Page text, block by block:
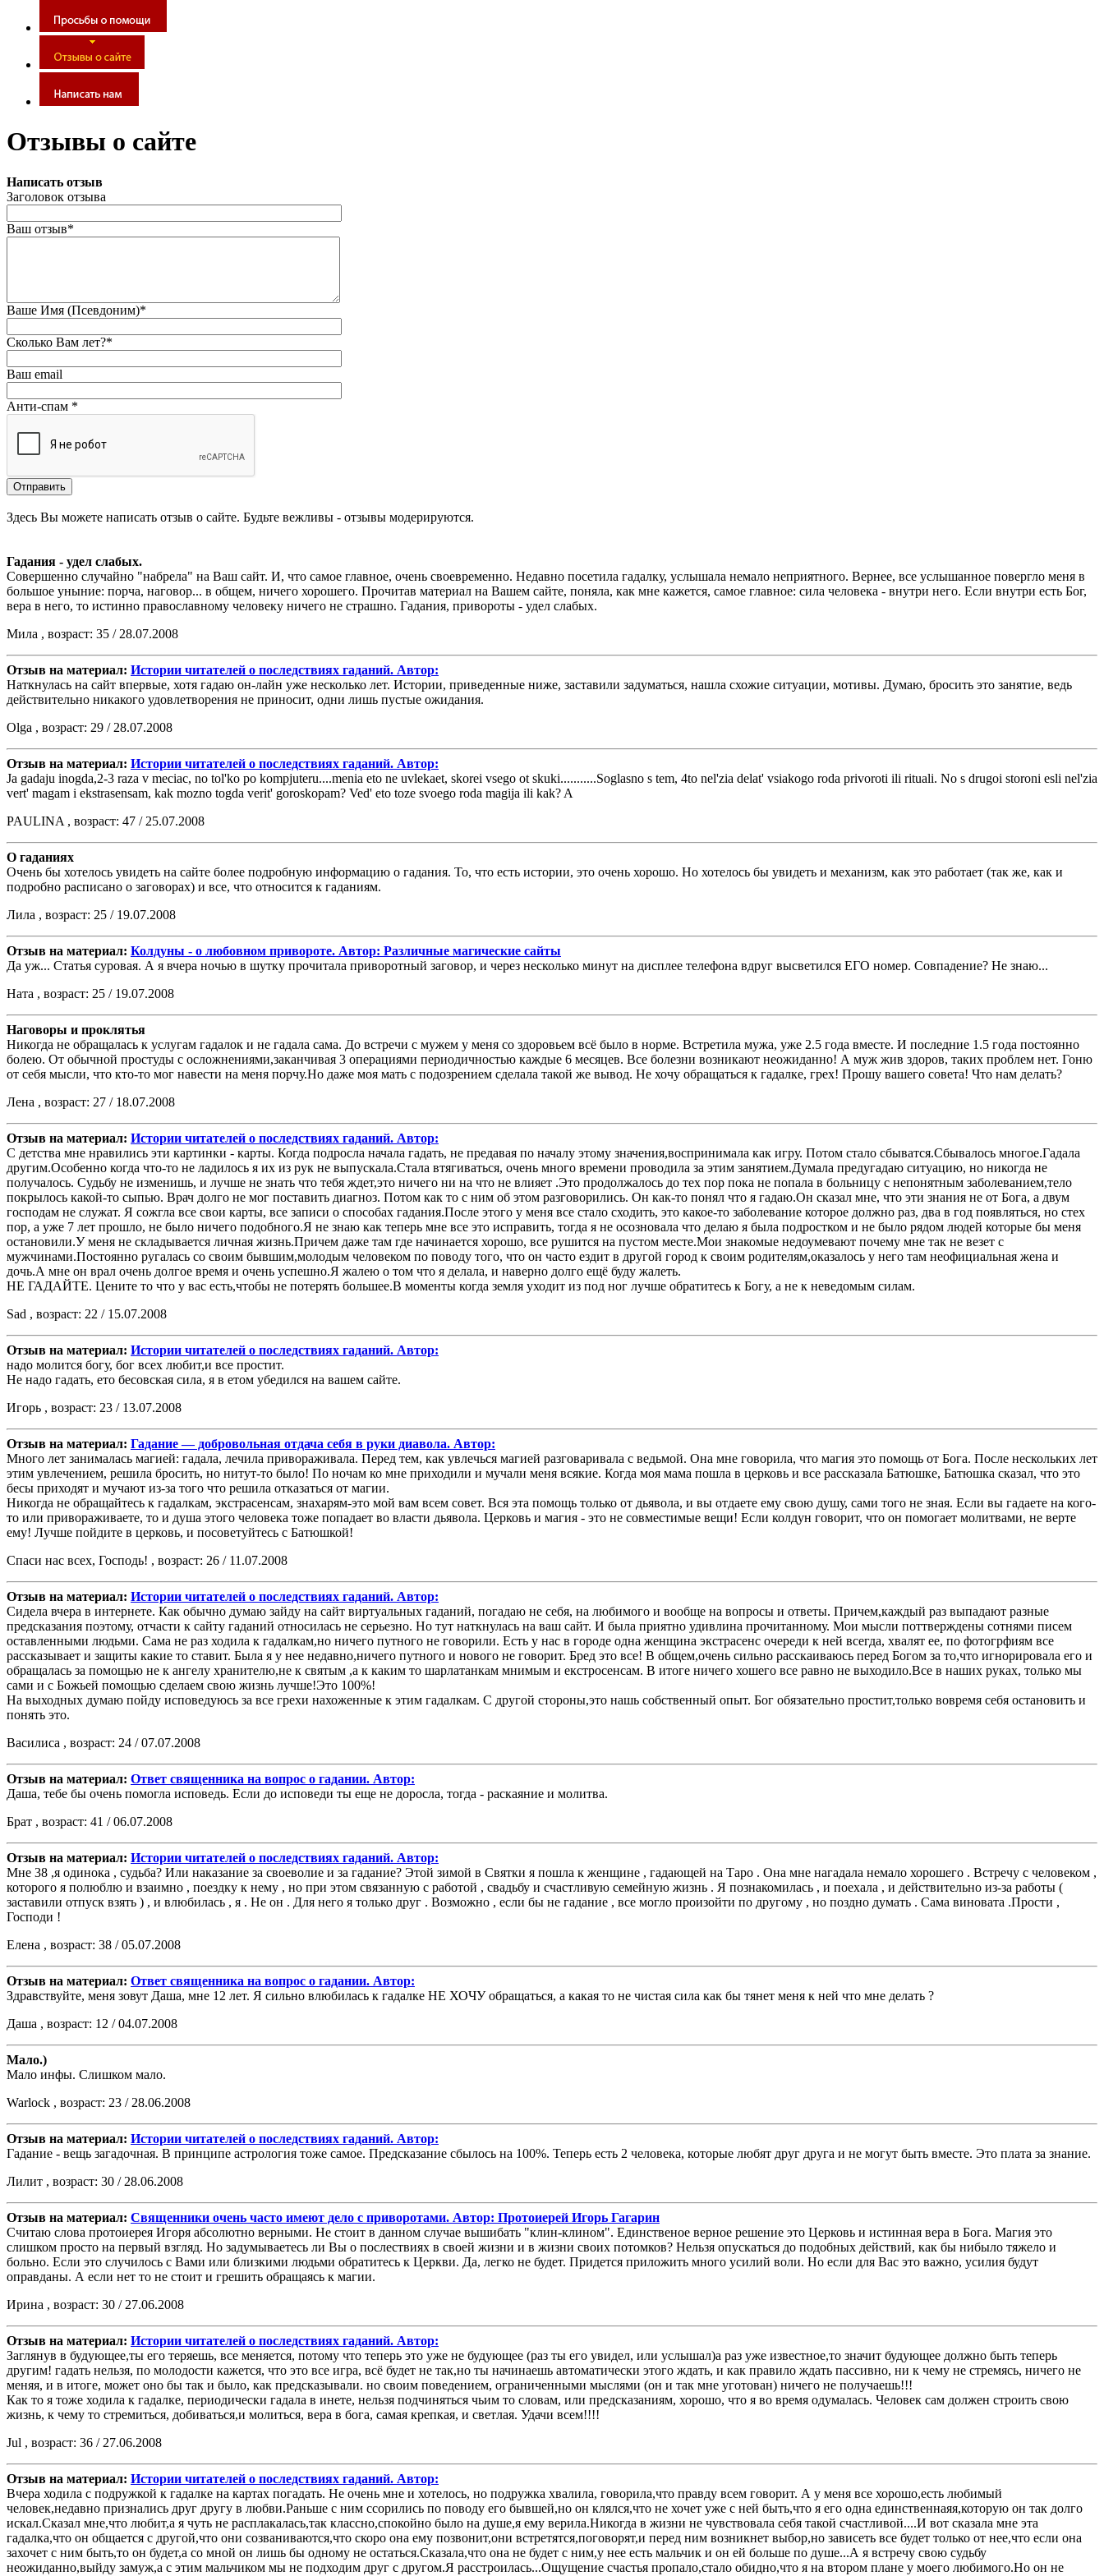
Отзывы о сайте
Написать отзыв
Заголовок отзыва
Ваш отзыв*
Ваше Имя (Псевдоним)*
Сколько Вам лет?*
Ваш email
Анти-спам *
Здесь Вы можете написать отзыв о сайте. Будьте вежливы - отзывы модерируются.
Гадания - удел слабых.
Совершенно случайно "набрела" на Ваш сайт. И, что самое главное, очень своевременно. Недавно посетила гадалку, услышала немало неприятного. Вернее, все услышанное повергло меня в
большое уныние: порча, наговор... в общем, ничего хорошего. Прочитав материал на Вашем сайте, поняла, как мне кажется, самое главное: сила человека - внутри него. Если внутри есть Бог,
вера в него, то истинно православному человеку ничего не страшно. Гадания, привороты - удел слабых.
Мила , возраст: 35 / 28.07.2008
Отзыв на материал: Истории читателей о последствиях гаданий. Автор:
Наткнулась на сайт впервые, хотя гадаю он-лайн уже несколько лет. Истории, приведенные ниже, заставили задуматься, нашла схожие ситуации, мотивы. Думаю, бросить это занятие, ведь
действительно никакого удовлетворения не приносит, одни лишь пустые ожидания.
Olga , возраст: 29 / 28.07.2008
Отзыв на материал: Истории читателей о последствиях гаданий. Автор:
Ja gadaju inogda,2-3 raza v meciac, no tol'ko po kompjuteru....menia eto ne uvlekaet, skorei vsego ot skuki...........Soglasno s tem, 4to nel'zia delat' vsiakogo roda privoroti ili rituali. No s drugoi storoni esli nel'zia
vert' magam i ekstrasensam, kak mozno togda verit' goroskopam? Ved' eto toze svoego roda magija ili kak? A
PAULINA , возраст: 47 / 25.07.2008
О гаданиях
Очень бы хотелось увидеть на сайте более подробную информацию о гадания. То, что есть истории, это очень хорошо. Но хотелось бы увидеть и механизм, как это работает (так же, как и
подробно расписано о заговорах) и все, что относится к гаданиям.
Лила , возраст: 25 / 19.07.2008
Отзыв на материал: Колдуны - о любовном привороте. Автор: Различные магические сайты
Да уж... Статья суровая. А я вчера ночью в шутку прочитала приворотный заговор, и через несколько минут на дисплее телефона вдруг высветился ЕГО номер. Совпадение? Не знаю...
Ната , возраст: 25 / 19.07.2008
Наговоры и проклятья
Никогда не обращалась к услугам гадалок и не гадала сама. До встречи с мужем у меня со здоровьем всё было в норме. Встретила мужа, уже 2.5 года вместе. И последние 1.5 года постоянно
болею. От обычной простуды с осложнениями,заканчивая 3 операциями периодичностью каждые 6 месяцев. Все болезни возникают неожиданно! А муж жив здоров, таких проблем нет. Гоню
от себя мысли, что кто-то мог навести на меня порчу.Но даже моя мать с подозрением сделала такой же вывод. Не хочу обращаться к гадалке, грех! Прошу вашего совета! Что нам делать?
Лена , возраст: 27 / 18.07.2008
Отзыв на материал: Истории читателей о последствиях гаданий. Автор:
С детства мне нравились эти картинки - карты. Когда подросла начала гадать, не предавая по началу этому значения,воспринимала как игру. Потом стало сбыватся.Сбывалось многое.Гадала
другим.Особенно когда что-то не ладилось я их из рук не выпускала.Стала втягиваться, очень много времени проводила за этим занятием.Думала предугадаю ситуацию, но никогда не
получалось. Судьбу не изменишь, и лучше не знать что тебя ждет,это ничего ни на что не влияет .Это продолжалось до тех пор пока не попала в больницу с непонятным заболеванием,тело
покрылось какой-то сыпью. Врач долго не мог поставить диагноз. Потом как то с ним об этом разговорились. Он как-то понял что я гадаю.Он сказал мне, что эти знания не от Бога, а двум
господам не служат. Я сожгла все свои карты, все записи о способах гадания.После этого у меня все стало сходить, это какое-то заболевание которое должно раз, два в год появляться, но стех
пор, а уже 7 лет прошло, не было ничего подобного.Я не знаю как теперь мне все это исправить, тогда я не осозновала что делаю я была подростком и не было рядом людей которые бы меня
остановили.У меня не складывается личная жизнь.Причем даже там где начинается хорошо, все рушится на пустом месте.Мои знакомые недоумевают почему мне так не везет с
мужчинами.Постоянно ругалась со своим бывшим,молодым человеком по поводу того, что он часто ездит в другой город к своим родителям,оказалось у него там неофициальная жена и
дочь.А мне он врал очень долгое время и очень успешно.Я жалею о том что я делала, и наверно долго ещё буду жалеть.
НЕ ГАДАЙТЕ. Цените то что у вас есть,чтобы не потерять большее.В моменты когда земля уходит из под ног лучше обратитесь к Богу, а не к неведомым силам.
Sad , возраст: 22 / 15.07.2008
Отзыв на материал: Истории читателей о последствиях гаданий. Автор:
надо молится богу, бог всех любит,и все простит.
Не надо гадать, ето беcовская сила, я в етом убедился на вашем сайте.
Игорь , возраст: 23 / 13.07.2008
Отзыв на материал: Гадание — добровольная отдача себя в руки диавола. Автор:
Много лет занималась магией: гадала, лечила привораживала. Перед тем, как увлечься магией разговаривала с ведьмой. Она мне говорила, что магия это помощь от Бога. После нескольких лет
этим увлечением, решила бросить, но нитут-то было! По ночам ко мне приходили и мучали меня всякие. Когда моя мама пошла в церковь и все рассказала Батюшке, Батюшка сказал, что это
бесы приходят и мучают из-за того что решила отказаться от магии.
Никогда не обращайтесь к гадалкам, экстрасенсам, знахарям-это мой вам всем совет. Вся эта помощь только от дьявола, и вы отдаете ему свою душу, сами того не зная. Если вы гадаете на кого-
то или привораживаете, то и душа этого человека тоже попадает во власти дьявола. Церковь и магия - это не совместимые вещи! Если колдун говорит, что он помогает молитвами, не верте
ему! Лучше пойдите в церковь, и посоветуйтесь с Батюшкой!
Спаси нас всех, Господь! , возраст: 26 / 11.07.2008
Отзыв на материал: Истории читателей о последствиях гаданий. Автор:
Сидела вчера в интернете. Как обычно думаю зайду на сайт виртуальных гаданий, погадаю не себя, на любимого и вообще на вопросы и ответы. Причем,каждый раз выпадают разные
предсказания поэтому, отчасти к сайту гаданий относилась не серьезно. Но тут наткнулась на ваш сайт. И была приятно удивлина прочитанному. Мои мысли поттверждены сотнями писем
оставленными людьми. Сама не раз ходила к гадалкам,но ничего путного не говорили. Есть у нас в городе одна женщина экстрасенс очереди к ней всегда, хвалят ее, по фотогрфиям все
рассказывает и защиты какие то ставит. Была я у нее недавно,ничего путного и нового не говорит. Бред это все! В общем,очень сильно расскаиваюсь перед Богом за то,что игнорировала его и
обращалась за помощью не к ангелу хранителю,не к святым ,а к каким то шарлатанкам мнимым и екстросенсам. В итоге ничего хошего все равно не выходило.Все в наших руках, только мы
сами и с Божьей помощью сделаем свою жизнь лучше!Это 100%!
На выходных думаю пойду исповедуюсь за все грехи нахоженные к этим гадалкам. С другой стороны,это нашь собственный опыт. Бог обязательно простит,только вовремя себя остановить и
понять это.
Василиса , возраст: 24 / 07.07.2008
Отзыв на материал: Ответ священника на вопрос о гадании. Автор:
Даша, тебе бы очень помогла исповедь. Если до исповеди ты еще не доросла, тогда - раскаяние и молитва.
Брат , возраст: 41 / 06.07.2008
Отзыв на материал: Истории читателей о последствиях гаданий. Автор:
Мне 38 ,я одинока , судьба? Или наказание за своеволие и за гадание? Этой зимой в Святки я пошла к женщине , гадающей на Таро . Она мне нагадала немало хорошего . Встречу с человеком ,
которого я полюблю и взаимно , поездку к нему , но при этом связанную с работой , свадьбу и счастливую семейную жизнь . Я познакомилась , и поехала , и действительно из-за работы (
заставили отпуск взять ) , и влюбилась , я . Не он . Для него я только друг . Возможно , если бы не гадание , все могло произойти по другому , но поздно думать . Сама виновата .Прости ,
Господи !
Елена , возраст: 38 / 05.07.2008
Отзыв на материал: Ответ священника на вопрос о гадании. Автор:
Здравствуйте, меня зовут Даша, мне 12 лет. Я сильно влюбилась к гадалке НЕ ХОЧУ обращаться, а какая то не чистая сила как бы тянет меня к ней что мне делать ?
Даша , возраст: 12 / 04.07.2008
Мало.)
Мало инфы. Слишком мало.
Warlock , возраст: 23 / 28.06.2008
Отзыв на материал: Истории читателей о последствиях гаданий. Автор:
Гадание - вещь загадочная. В принципе астрология тоже самое. Предсказание сбылось на 100%. Теперь есть 2 человека, которые любят друг друга и не могут быть вместе. Это плата за знание.
Лилит , возраст: 30 / 28.06.2008
Отзыв на материал: Священники очень часто имеют дело с приворотами. Автор: Протоиерей Игорь Гагарин
Считаю слова протоиерея Игоря абсолютно верными. Не стоит в данном случае вышибать "клин-клином". Единственое верное решение это Церковь и истинная вера в Бога. Магия это
слишком просто на первый взгляд. Но задумываетесь ли Вы о послествиях в своей жизни и в жизни своих потомков? Нельзя опускаться до подобных действий, как бы нибыло тяжело и
больно. Если это случилось с Вами или близкими людьми обратитесь к Церкви. Да, легко не будет. Придется приложить много усилий воли. Но если для Вас это важно, усилия будут
оправданы. А если нет то не стоит и грешить обращаясь к магии.
Ирина , возраст: 30 / 27.06.2008
Отзыв на материал: Истории читателей о последствиях гаданий. Автор:
Заглянув в будующее,ты его теряешь, все меняется, потому что теперь это уже не будующее (раз ты его увидел, или услышал)а раз уже известное,то значит будующее должно быть теперь
другим! гадать нельзя, по молодости кажется, что это все игра, всё будет не так,но ты начинаешь автоматически этого ждать, и как правило ждать пассивно, ни к чему не стремясь, ничего не
меняя, и в итоге, может оно бы так и было, как предсказывали. но своим поведением, ограниченными мыслями (он и так мне уготован) ничего не получаешь!!!
Как то я тоже ходила к гадалке, периодически гадала в инете, нельзя подчиняться чьим то словам, или предсказаниям, хорошо, что я во время одумалась. Человек сам должен строить свою
жизнь, к чему то стремиться, добиваться,и молиться, вера в бога, самая крепкая, и светлая. Удачи всем!!!!
Jul , возраст: 36 / 27.06.2008
Отзыв на материал: Истории читателей о последствиях гаданий. Автор:
Вчера ходила с подружкой к гадалке на картах погадать. Не очень мне и хотелось, но подружка хвалила, говорила,что правду всем говорит. А у меня все хорошо,есть любимый
человек,недавно признались друг другу в любви.Раньше с ним ссорились по поводу его бывшей,но он клялся,что не хочет уже с ней быть,что я его одна единственнаяя,которую он так долго
искал.Сказал мне,что любит,а я чуть не расплакалась,так классно,спокойно было на душе,я ему верила.Никогда в жизни не чувствовала себя такой счастливой....И вот сказала мне эта
гадалка,что он общается с другой,что они созваниваются,что скоро она ему позвонит,они встретятся,поговорят,и перед ним возникнет выбор,но зависеть все будет только от нее,что если она
захочет с ним быть,то он будет,а со мной он лишь бы одному не остаться.Сказала,что она не будет с ним,у нее есть мальчик и он ей больше по душе...А я встречу свою судьбу
неожиданно,выйду замуж,а с этим мальчиком мы не подходим друг с другом.Я расстроилась...Ощущение счастья пропало,стало обидно,что я на втором плане у моего любимого.Но он не